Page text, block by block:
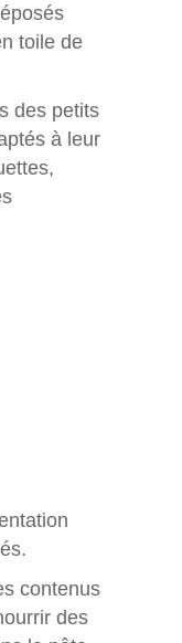
toile de
des petits
à leur
contenus
des